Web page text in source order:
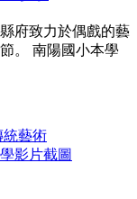
府致力於偶戲的藝
。 南陽國小本學
統藝術